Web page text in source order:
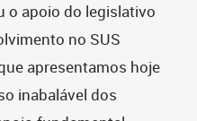
o apoio do legislativo
no SUS
apresentamos hoje
inabalável dos